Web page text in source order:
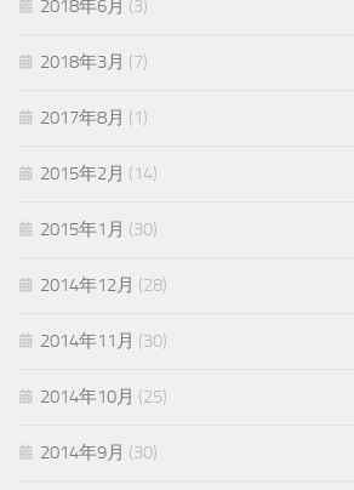
2018年6月 (3)
2018年3月 (7)
2017年8月 (1)
2015年2月 (14)
2015年1月 (30)
2014年12月 (28)
2014年11月 (30)
2014年10月 (25)
2014年9月 (30)